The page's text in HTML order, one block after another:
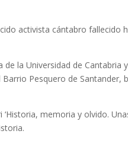
activista cántabro fallecido
la Universidad de Cantabria
Pesquero de
memoria y olvido.